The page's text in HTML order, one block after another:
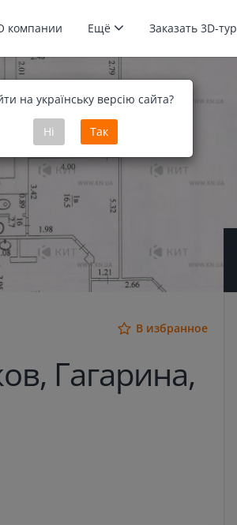
компании Ещё Заказать 3D-тур
на українську версію сайта?
Ні Так
В избранное
Гагарина,